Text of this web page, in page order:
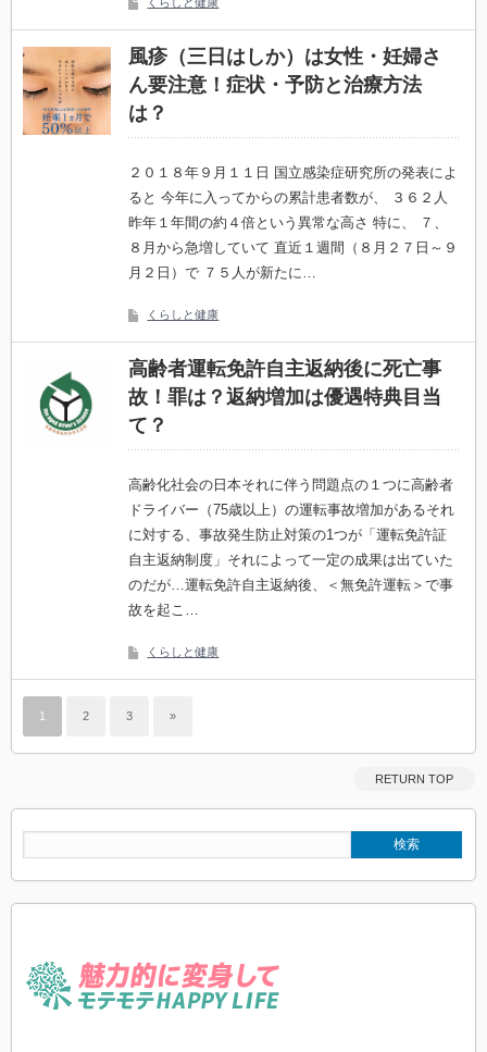
風疹（三日はしか）は女性・妊婦さ
ん要注意！症状・予防と治療方法
は？
２０１８年９月１１日 国立感染症研究所の発表によ
ると 今年に入ってからの累計患者数が、 ３６２人
昨年１年間の約４倍という異常な高さ 特に、 ７、
８月から急増していて 直近１週間（８月２７日～９
月２日）で ７５人が新たに…
くらしと健康
高齢者運転免許自主返納後に死亡事
故！罪は？返納増加は優遇特典目当
て？
高齢化社会の日本それに伴う問題点の１つに高齢者
ドライバー（75歳以上）の運転事故増加があるそれ
に対する、事故発生防止対策の1つが「運転免許証
自主返納制度」それによって一定の成果は出ていた
のだが…運転免許自主返納後、＜無免許運転＞で事
故を起こ…
くらしと健康
1 2 3 »
RETURN TOP